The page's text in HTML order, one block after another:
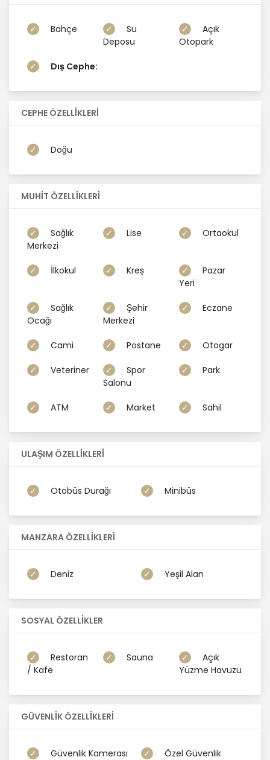
Bahçe
Su
Deposu
Açık
Otopark
Dış Cephe:
CEPHE ÖZELLİKLERİ
Doğu
MUHİT ÖZELLİKLERİ
Sağlık
Merkezi
Lise Ortaokul
İlkokul Kreş
Pazar
Yeri
Sağlık
Ocağı
Şehir
Merkezi
Eczane
Cami Postane Otogar
Veteriner
Spor
Salonu
Park
ATM Market Sahil
ULAŞIM ÖZELLİKLERİ
Otobüs Durağı Minibüs
MANZARA ÖZELLİKLERİ
Deniz Yeşil Alan
SOSYAL ÖZELLİKLER
Restoran
/ Kafe
Sauna
Açık
Yüzme Havuzu
GÜVENLİK ÖZELLİKLERİ
Güvenlik Kamerası Özel Güvenlik